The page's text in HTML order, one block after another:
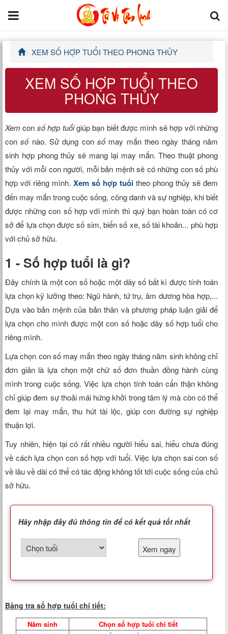
Trang chủ
Tử Vi Đẩu Số
Tử Vi 12 Con Giáp
Phong thủy
Kinh Dịch
Văn Hoa Tâm linh
Xem ngày
Xem tuổi
Xem bói
Tướng số
Cung hoàng đạo
XEM SỐ HỢP TUỔI THEO PHONG THỦY
XEM SỐ HỢP TUỔI THEO
PHONG THỦY
Xem con số hợp tuổigiúp bạn biết được mình sẽ hợp với những
consốnào. Sử dụng consốmay mắn theo ngày tháng năm
sinh hợp phong thủy sẽ mang lại may mắn. Theo thuật phong
thủy với mỗi con người, mỗi bản mệnh sẽ có những con số phù
hợp với riêng mình. Xem số hợp tuổi theo phong thủy sẽ đem
đến may mắn trong cuộc sống, công danh và sự nghiệp, khi biết
được những con số hợp với mình thì quý bạn hoàn toàn có cơ
sở để lựa chọn được số sim, biển số xe, số tài khoản... phù hợp
với chủ sở hữu.
1 - Số hợp tuổi là gì?
Đây chính là một con số hoặc một dãy số bất kì được tính toán
lựa chọn kỹ lưỡng theo: Ngũ hành, tứ trụ, âm dương hòa hợp,...
Dựa vào bản mệnh của bản thân và phương pháp luận giải để
lựa chọn cho mình được một con số hoặc dãy số hợp tuổi cho
riêng mình.
Lựa chọn con số may mắn theo ngày tháng năm sinh không chỉ
đơn giản là lựa chọn một chữ số đơn thuần đồng hành cùng
mình trong cuộc sống. Việc lựa chọn tính toán cẩn thận không
chỉ giúp đem sự thoải mái hứng khởi trong tâm lý mà còn có thể
đem lại may mắn, thu hút tài lộc, giúp con đường sự nghiệp
thuận lợi.
Tuy nhiên, hiện tại có rất nhiều người hiểu sai, hiểu chưa đúng
về cách lựa chọn con số hợp với tuổi. Việc lựa chọn sai con số
về lâu về dài có thể có tác động không tốt tới cuộc sống của chủ
sở hữu.
Hãy nhập đầy đủ thông tin để có kết quả tốt nhất
Xem ngay
Bảng tra số hợp tuổi chi tiết:
Năm sinh
Chọn số hợp tuổi chi tiết